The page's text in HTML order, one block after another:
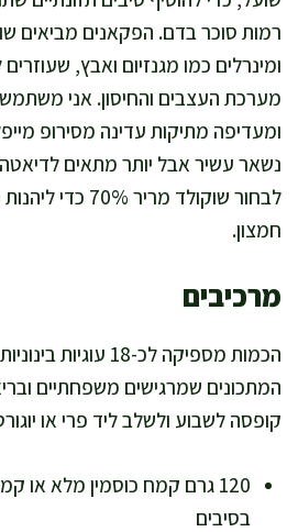
ומינרלים כמו מגנזיום ואבץ,
מערכת העצבים והחיסון. אני
ומעדיפה מתיקות עדינה מסירופ
נשאר עשיר אבל יותר מתאים
לבחור שוקולד מריר
חמצון.
מרכיבים
הכמות מספיקה לכ-18
המתכונים שמרגישים משפחתיים
קופסה לשבוע ולשלב ליד פרי או
120 גרם קמח כוסמין מלא
בסיבים